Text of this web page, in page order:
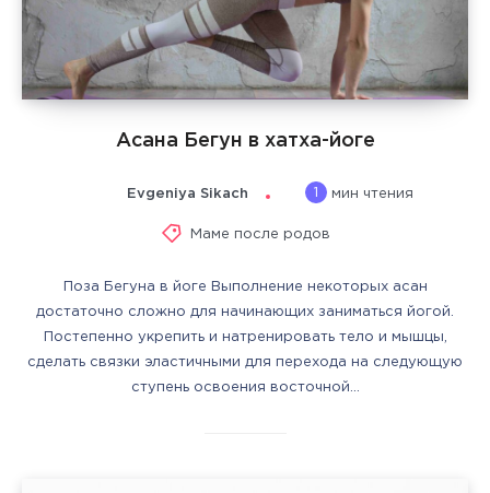
Асана Бегун в хатха-йоге
Evgeniya Sikach 1 мин чтения
Маме после родов
Поза Бегуна в йоге Выполнение некоторых асан
достаточно сложно для начинающих заниматься йогой.
Постепенно укрепить и натренировать тело и мышцы,
сделать связки эластичными для перехода на следующую
ступень освоения восточной…